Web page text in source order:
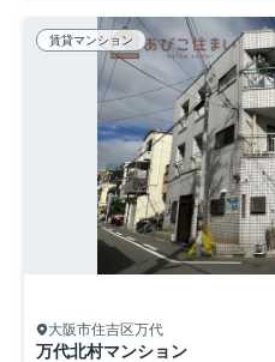
賃貸マンション
大阪市住吉区万代
万代北村マンション